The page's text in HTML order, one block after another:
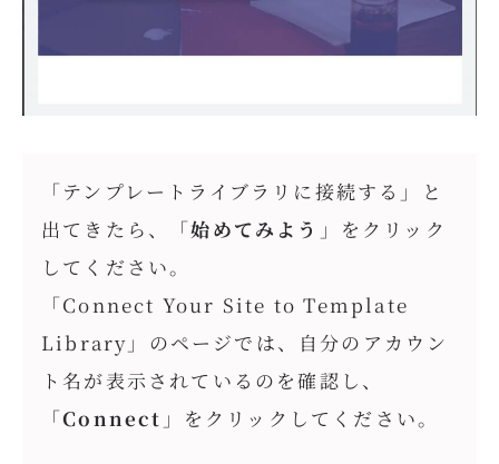
「テンプレートライブラリに接続する」と
出てきたら、「始めてみよう 」をクリック
してください。
「Connect Your Site to Template
Library」のページでは、自分のアカウン
ト名が表示されているのを確認し、
「Connect 」をクリックしてください。